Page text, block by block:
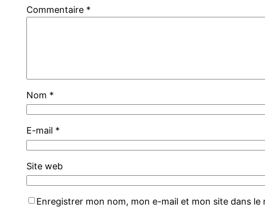
Commentaire *
Nom *
E-mail *
Site web
Enregistrer mon nom, mon e-mail et mon site dans